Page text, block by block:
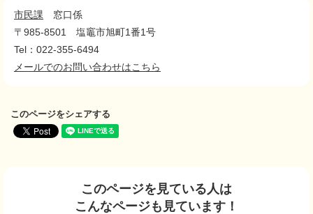
市民課
窓口係
〒985-8501
塩竈市旭町1番1号
Tel：022-355-6494
メールでのお問い合わせはこちら
このページをシェアする
このページを見ている人は
こんなページも見ています！